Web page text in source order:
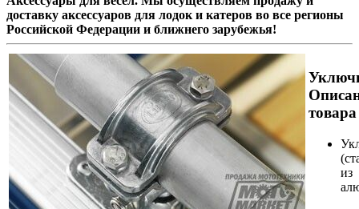
доставку аксессуаров для лодок и катеров во все регионы
Российской Федерации и ближнего зарубежья!
товара
из